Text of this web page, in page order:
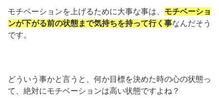
モチベーションを上げるために大事な事は、 モチベーショ
ンが下がる前の状態まで気持ちを持って行く事なんだそう
です。
どういう事かと言うと、何か目標を決めた時の心の状態っ
て、絶対にモチベーションは高い状態ですよね？